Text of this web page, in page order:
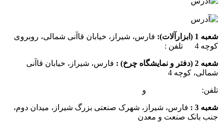
شعبه 1 (ابزارآلات):
فارس، شیراز، خیابان قاآنی شمالی، روبروی
کوچه 4 تلفن :
شعبه 2 (دفتر و نمایشگاه چرخ) :
فارس، شیراز، خیابان قاآنی
شمالی، کوچه 4
تلفن: و
شعبه 3 :
فارس، شیراز، شهرک صنعتی بزرگ شیراز، میدان دوم،
جنب بانک صنعت و معدن